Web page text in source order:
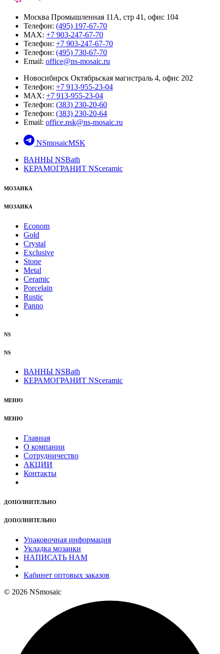
Москва Промышленная 11А, стр 41, офис 104
Телефон: (495) 197-67-70
MAX: +7 903-247-67-70
Телефон: +7 903-247-67-70
Телефон: (495) 730-67-70
Email: office@ns-mosaic.ru
Новосибирск Октябрьская магистраль 4, офис 202
Телефон: +7 913-955-23-04
MAX: +7 913-955-23-04
Телефон: (383) 230-20-60
Телефон: (383) 230-20-64
Email: office.nsk@ns-mosaic.ru
NSmosaicMSK
ВАННЫ NSBath
КЕРАМОГРАНИТ NSceramic
МОЗАИКА
МОЗАИКА
Econom
Gold
Crystal
Exclusive
Stone
Metal
Ceramic
Porcelain
Rustic
Panno
NS
NS
ВАННЫ NSBath
КЕРАМОГРАНИТ NSceramic
МЕНЮ
МЕНЮ
Главная
О компании
Сотрудничество
АКЦИИ
Контакты
ДОПОЛНИТЕЛЬНО
ДОПОЛНИТЕЛЬНО
Упаковочная информация
Укладка мозаики
НАПИСАТЬ НАМ
Кабинет оптовых заказов
© 2026 NSmosaic